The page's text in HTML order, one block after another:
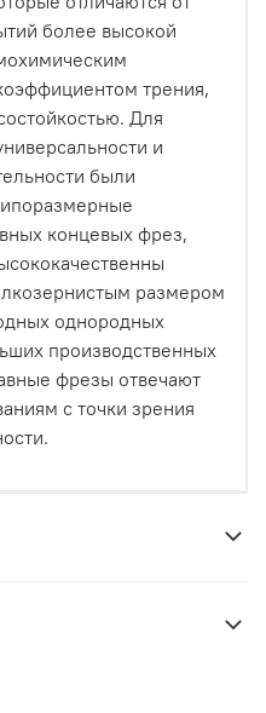
более высокой
трения,
Для
и
были
концевых фрез,
размером
однородных
производственных
фрезы отвечают
с точки зрения